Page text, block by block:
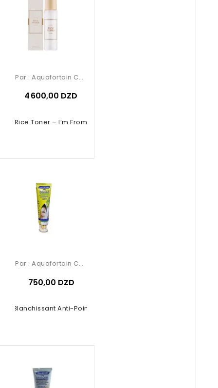
Rice Toner – I’m From
Par : Aquafortain Cosmetics
4 600,00 DZD
Blanchissant Anti-Points Noirs...
Par : Aquafortain Cosmetics
750,00 DZD